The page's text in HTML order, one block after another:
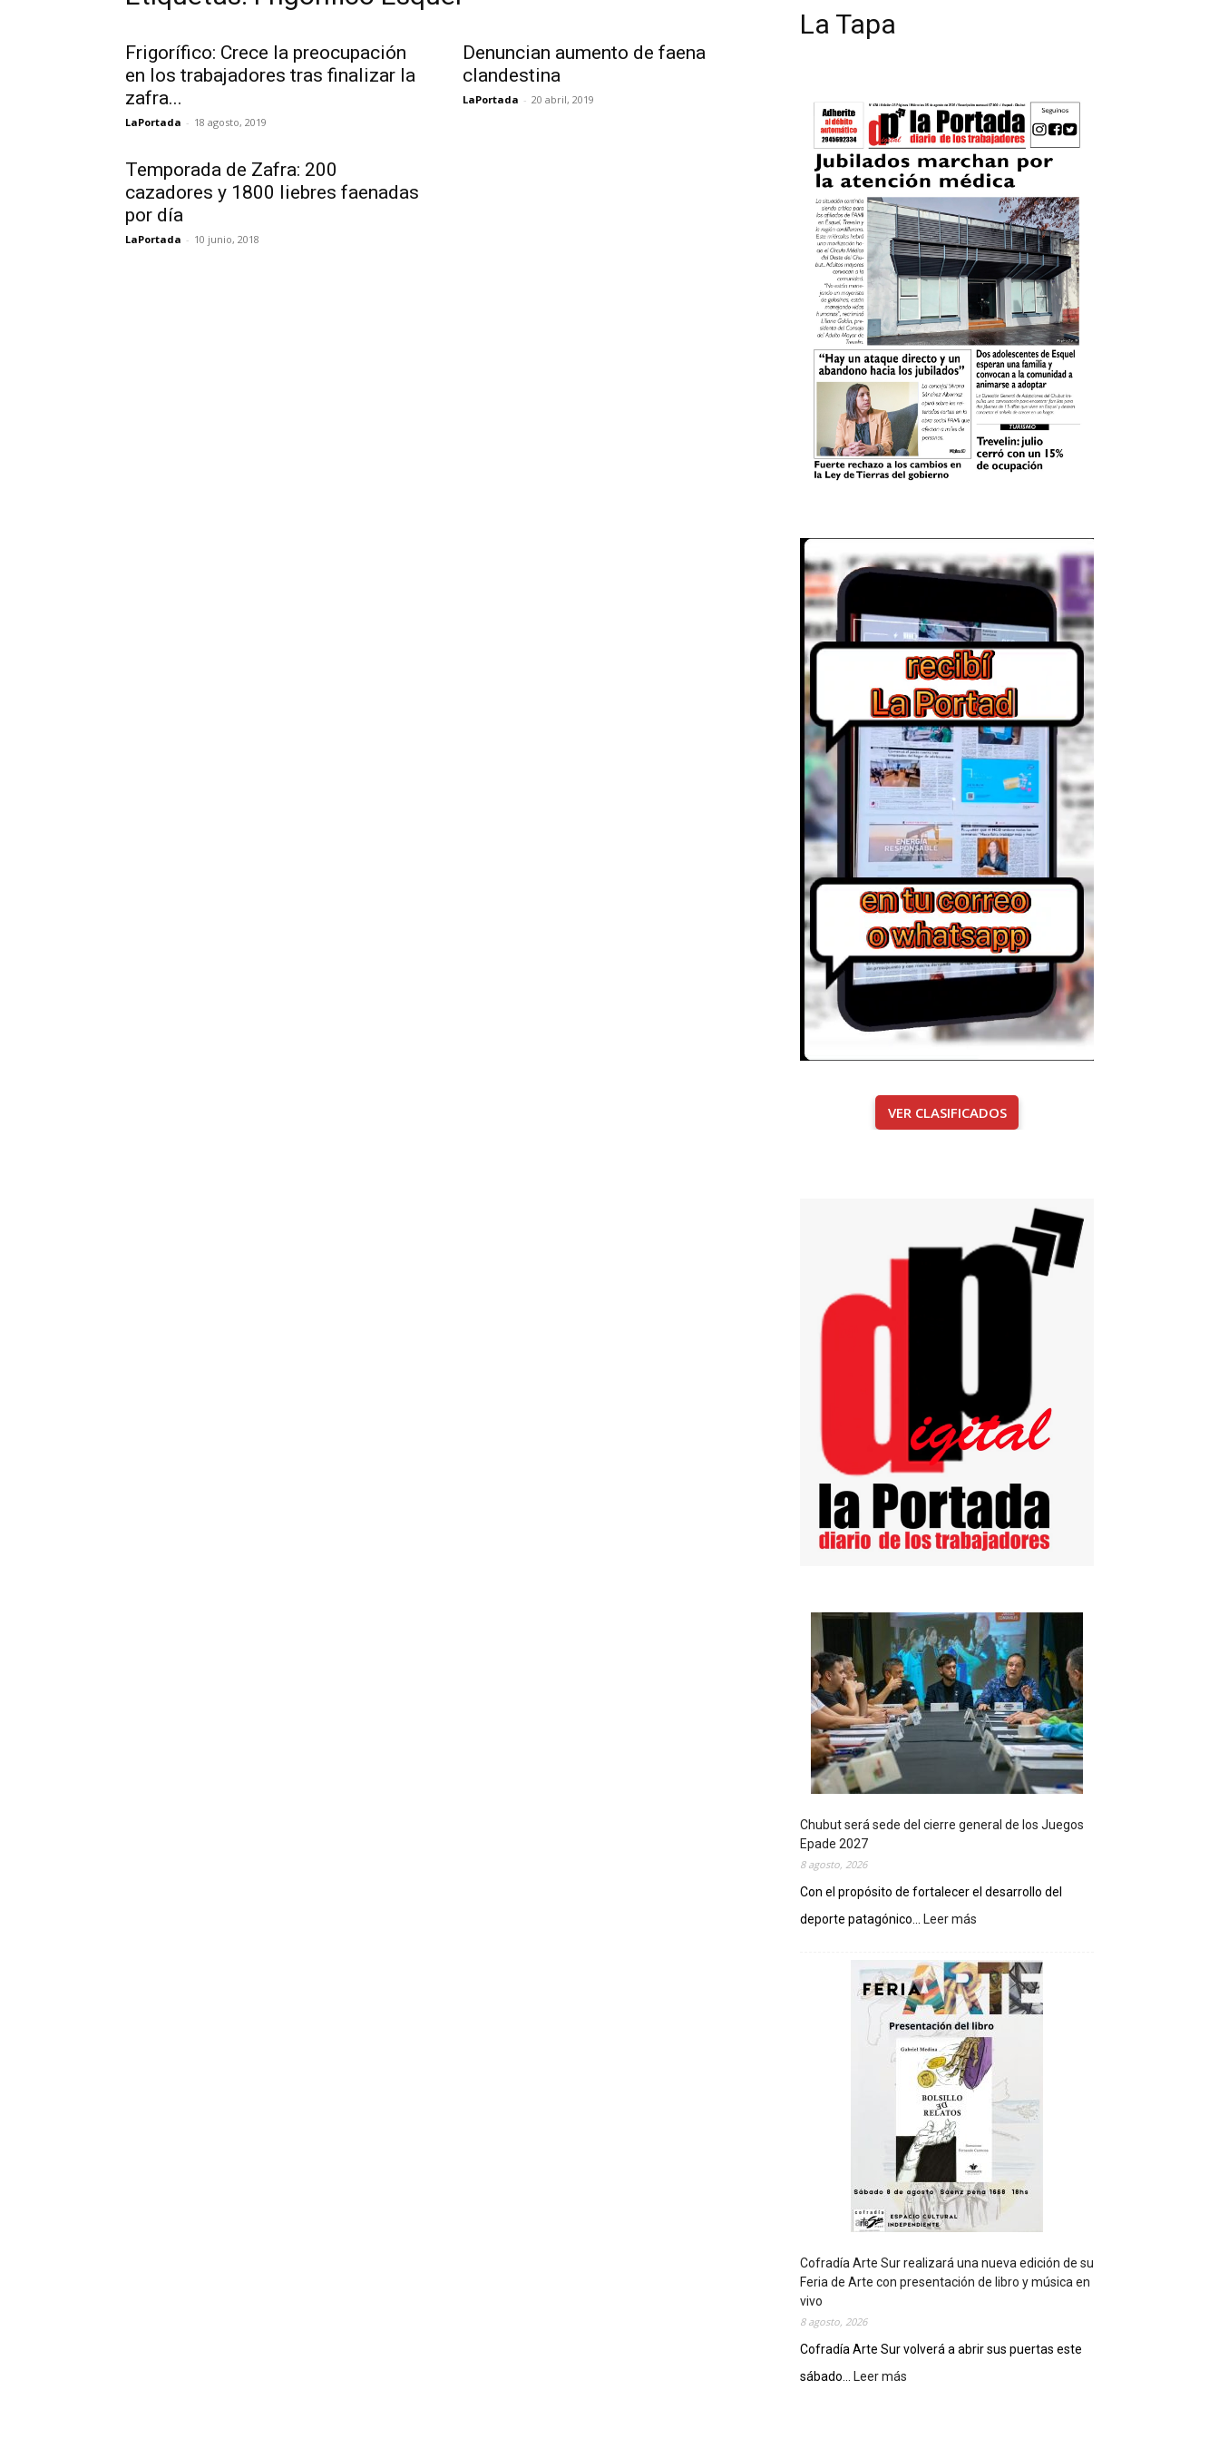
Frigorífico: Crece la preocupación
en los trabajadores tras finalizar la
zafra...
LaPortada - 18 agosto, 2019
Denuncian aumento de faena
clandestina
LaPortada - 20 abril, 2019
Temporada de Zafra: 200
cazadores y 1800 liebres faenadas
por día
LaPortada - 10 junio, 2018
La Tapa
VER CLASIFICADOS
Chubut será sede del cierre general de los Juegos
Epade 2027
8 agosto, 2026
Con el propósito de fortalecer el desarrollo del
deporte patagónico...
Leer más
u
b
u
t
s
e
r
e
d
e
d
e
c
i
e
Cofradía Arte Sur realizará una nueva edición de su
Feria de Arte con presentación de libro y música en
vivo
8 agosto, 2026
Cofradía Arte Sur volverá a abrir sus puertas este
sábado...
Leer más